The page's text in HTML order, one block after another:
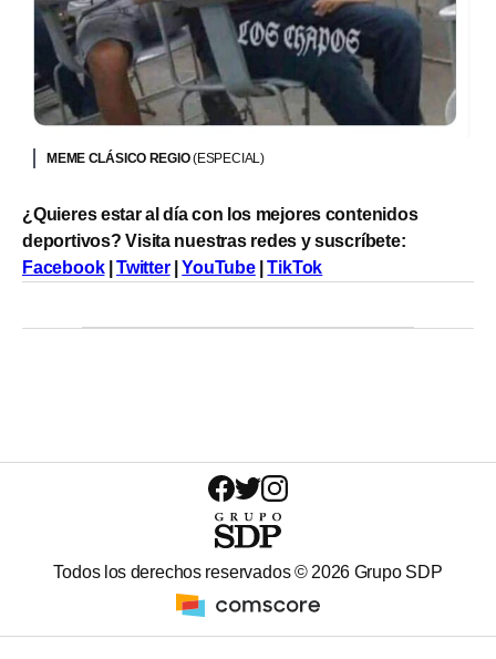
MEME CLÁSICO REGIO(ESPECIAL)
¿Quieres estar al día con los mejores contenidos
deportivos? Visita nuestras redes y suscríbete:
Facebook|Twitter|YouTube|TikTok
Todos los derechos reservados © 2026 Grupo SDP